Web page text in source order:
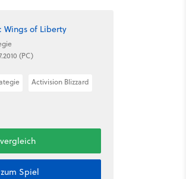
Wings of Liberty
(PC)
Activision Blizzard
Spiel